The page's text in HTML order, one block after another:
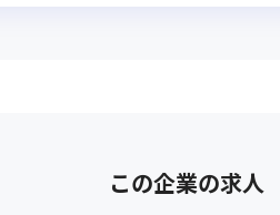
この企業の求人